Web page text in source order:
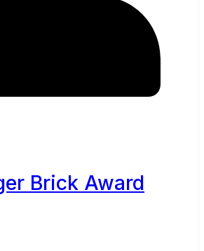
Brick Award